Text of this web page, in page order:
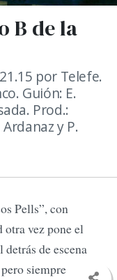
B de la
por Telefe.
Guión: E.
Prod.:
y P.
Pells”, con
otra vez pone el
de escena
siempre